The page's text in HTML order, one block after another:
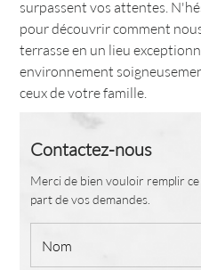
surpassent vos attentes.
pour découvrir comment
terrasse en un lieu
environnement
ceux de votre famille.
Contactez-nous
Merci de bien vouloir remplir
part de vos demandes.